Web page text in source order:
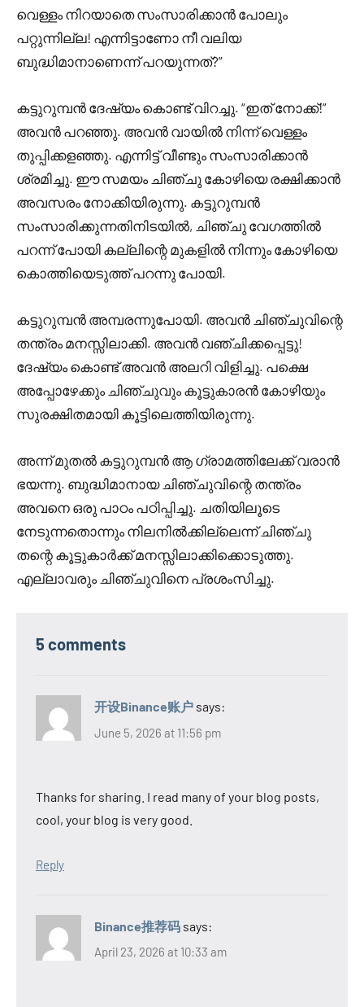
വെള്ളം നിറയാതെ സംസാരിക്കാൻ പോലും
പറ്റുന്നില്ല! എന്നിട്ടാണോ നീ വലിയ
ബുദ്ധിമാനാണെന്ന് പറയുന്നത്?”
കട്ടുറുമ്പൻ ദേഷ്യം കൊണ്ട് വിറച്ചു. “ഇത് നോക്ക്!”
അവൻ പറഞ്ഞു. അവൻ വായിൽ നിന്ന് വെള്ളം
തുപ്പിക്കളഞ്ഞു. എന്നിട്ട് വീണ്ടും സംസാരിക്കാൻ
ശ്രമിച്ചു. ഈ സമയം ചിഞ്ചു കോഴിയെ രക്ഷിക്കാൻ
അവസരം നോക്കിയിരുന്നു. കട്ടുറുമ്പൻ
സംസാരിക്കുന്നതിനിടയിൽ, ചിഞ്ചു വേഗത്തിൽ
പറന്ന് പോയി കല്ലിന്റെ മുകളിൽ നിന്നും കോഴിയെ
കൊത്തിയെടുത്ത് പറന്നു പോയി.
കട്ടുറുമ്പൻ അമ്പരന്നുപോയി. അവൻ ചിഞ്ചുവിന്റെ
തന്ത്രം മനസ്സിലാക്കി. അവൻ വഞ്ചിക്കപ്പെട്ടു!
ദേഷ്യം കൊണ്ട് അവൻ അലറി വിളിച്ചു. പക്ഷെ
അപ്പോഴേക്കും ചിഞ്ചുവും കൂട്ടുകാരൻ കോഴിയും
സുരക്ഷിതമായി കൂട്ടിലെത്തിയിരുന്നു.
അന്ന് മുതൽ കട്ടുറുമ്പൻ ആ ഗ്രാമത്തിലേക്ക് വരാൻ
ഭയന്നു. ബുദ്ധിമാനായ ചിഞ്ചുവിന്റെ തന്ത്രം
അവനെ ഒരു പാഠം പഠിപ്പിച്ചു. ചതിയിലൂടെ
നേടുന്നതൊന്നും നിലനിൽക്കില്ലെന്ന് ചിഞ്ചു
തന്റെ കൂട്ടുകാർക്ക് മനസ്സിലാക്കിക്കൊടുത്തു.
എല്ലാവരും ചിഞ്ചുവിനെ പ്രശംസിച്ചു.
5 comments
开设Binance账户 says:
June 5, 2026 at 11:56 pm
Thanks for sharing. I read many of your blog posts,
cool, your blog is very good.
Reply
Binance推荐码 says:
April 23, 2026 at 10:33 am